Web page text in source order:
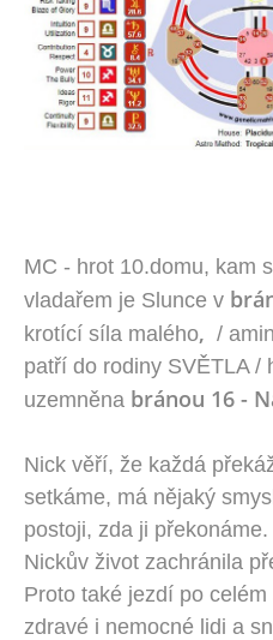
MC - hrot 10.domu, kam
vladařem je Slunce v
krotící síla malého, /
patří do rodiny SVĚTLA /
uzemněna bránou 16 -
Nick věří, že každá
setkáme, má nějaký
postoji, zda ji překonáme.
Nickův život zachránila
Proto také jezdí po
zdravé i nemocné lidi a